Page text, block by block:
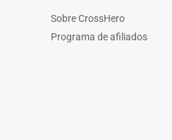
Sobre CrossHero
Programa de afiliados